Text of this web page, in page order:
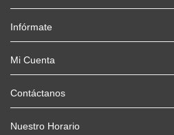
Infórmate
Mi Cuenta
Contáctanos
Nuestro Horario